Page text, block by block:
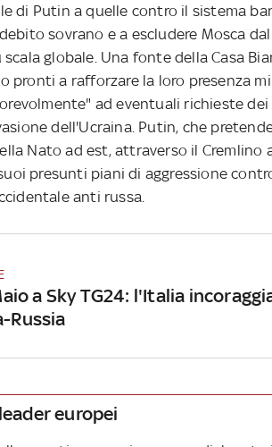
di Putin a quelle contro il sistema
sovrano e a escludere Mosca
globale. Una fonte della Casa
pronti a rafforzare la loro presenza
ad eventuali richieste dei
dell'Ucraina. Putin, che
Nato ad est, attraverso il Cremlino
presunti piani di aggressione
anti russa.
a Sky TG24: l'Italia
Russia
europei